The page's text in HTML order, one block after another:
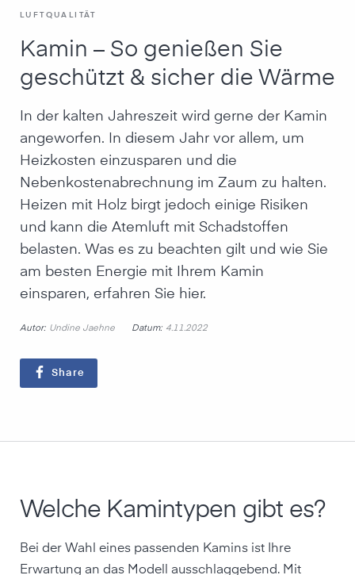
LUFTQUALITÄT
Kamin – So genießen Sie
geschützt & sicher die Wärme
In der kalten Jahreszeit wird gerne der Kamin
angeworfen. In diesem Jahr vor allem, um
Heizkosten einzusparen und die
Nebenkostenabrechnung im Zaum zu halten.
Heizen mit Holz birgt jedoch einige Risiken
und kann die Atemluft mit Schadstoffen
belasten. Was es zu beachten gilt und wie Sie
am besten Energie mit Ihrem Kamin
einsparen, erfahren Sie hier.
Autor: Undine Jaehne Datum: 4.11.2022
Share
Welche Kamintypen gibt es?
Bei der Wahl eines passenden Kamins ist Ihre
Erwartung an das Modell ausschlaggebend. Mit